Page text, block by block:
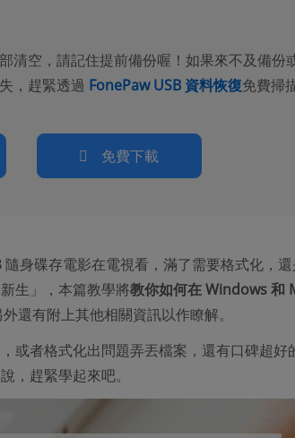
清空，請記住提前備份喔！如果來不及備份
，趕緊透過 FonePaw USB 資料恢復免費掃
免費下載
身碟存電影在電視看，滿了需要格式化，
生」，本篇教學將教你如何在 Windows 和
還有附上其他相關資訊以作瞭解。
或者格式化出問題弄丟檔案，還有口碑超好
，趕緊學起來吧。